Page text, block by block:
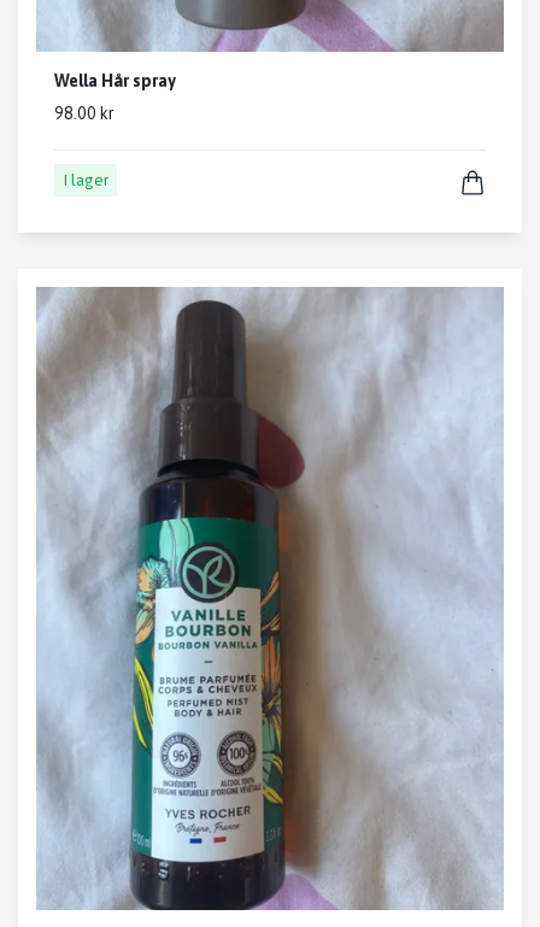
Wella Hår spray
98.00 kr
I lager